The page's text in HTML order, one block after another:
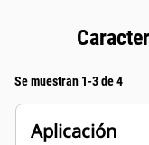
Se muestran 1-3 de 4
Aplicación